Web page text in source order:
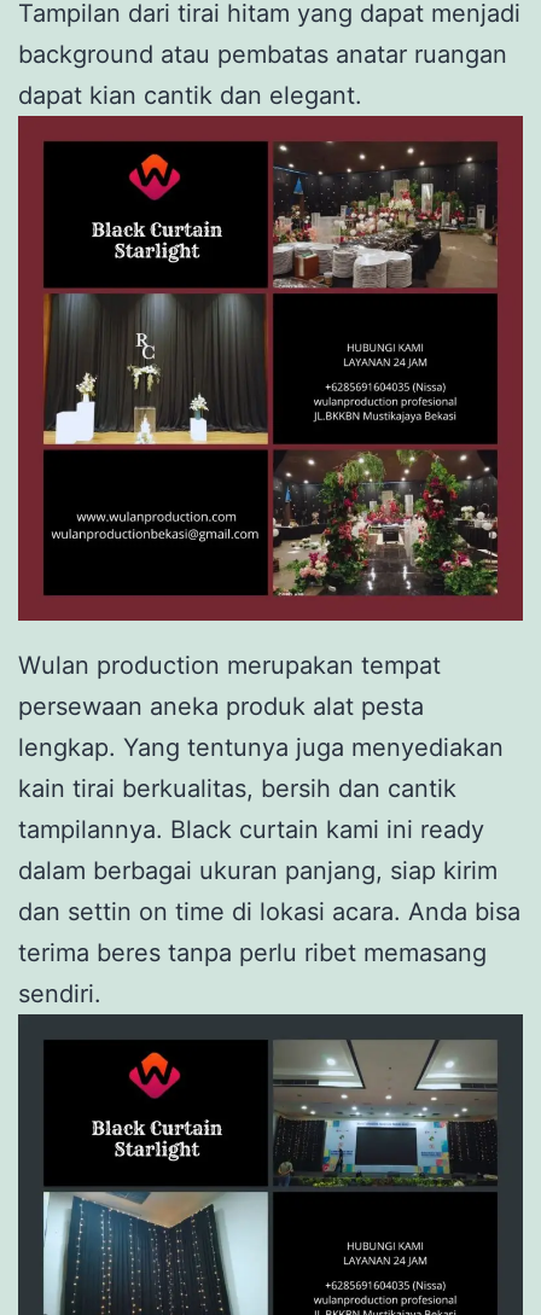
Tampilan dari tirai hitam yang dapat menjadi
background atau pembatas anatar ruangan
dapat kian cantik dan elegant.
Wulan production merupakan tempat
persewaan aneka produk alat pesta
lengkap. Yang tentunya juga menyediakan
kain tirai berkualitas, bersih dan cantik
tampilannya. Black curtain kami ini ready
dalam berbagai ukuran panjang, siap kirim
dan settin on time di lokasi acara. Anda bisa
terima beres tanpa perlu ribet memasang
sendiri.